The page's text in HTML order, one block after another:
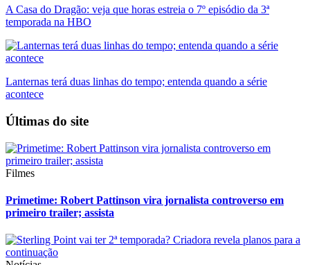
A Casa do Dragão: veja que horas estreia o 7º episódio da 3ª
temporada na HBO
Lanternas terá duas linhas do tempo; entenda quando a série
acontece
Últimas do site
Filmes
Primetime: Robert Pattinson vira jornalista controverso em
primeiro trailer; assista